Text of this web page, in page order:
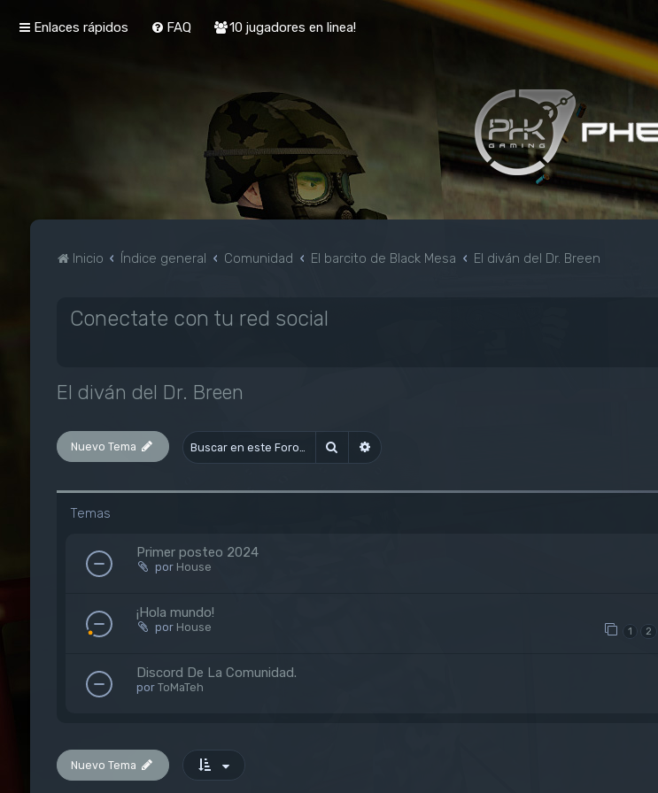
Enlaces rápidos FAQ 10 jugadores en linea!
Inicio Índice general Comunidad El barcito de Black Mesa El diván del Dr. Breen
Conectate con tu red social
El diván del Dr. Breen
Nuevo Tema Buscar Búsqueda avanzada
Temas
Primer posteo 2024
por House
¡Hola mundo!
por House 1 2
Discord De La Comunidad.
por ToMaTeh
Nuevo Tema